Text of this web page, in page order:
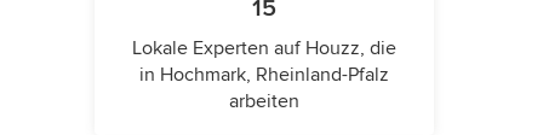
15
Lokale Experten auf Houzz, die
in Hochmark, Rheinland-Pfalz
arbeiten